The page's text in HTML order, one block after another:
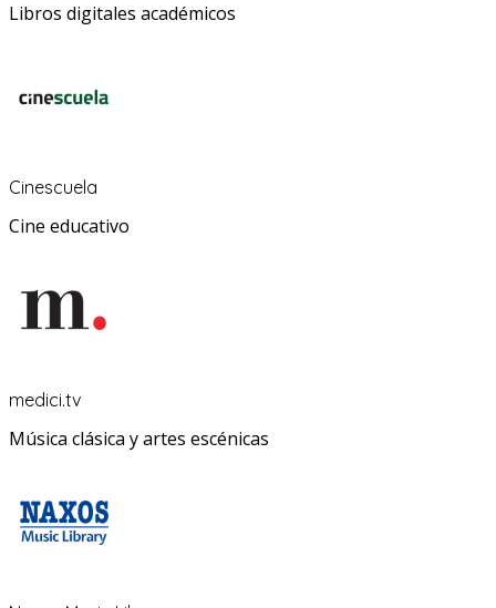
Libros digitales académicos
Cinescuela
Cine educativo
medici.tv
Música clásica y artes escénicas